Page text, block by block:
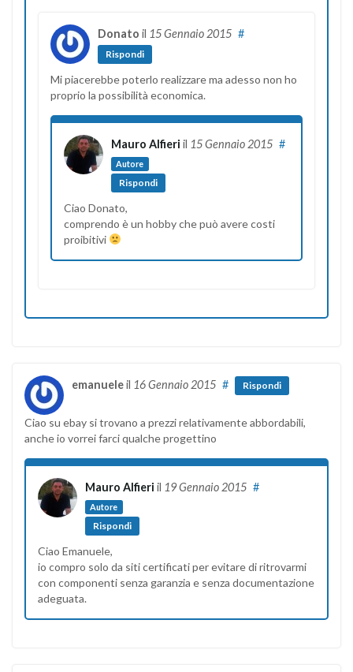
Donato il 15 Gennaio 2015 #
Rispondi
Mi piacerebbe poterlo realizzare ma adesso non ho
proprio la possibilità economica.
Mauro Alfieri il 15 Gennaio 2015
Autore
#
Rispondi
Ciao Donato,
comprendo è un hobby che può avere costi
proibitivi
emanueleil 16 Gennaio 2015 # Rispondi
Ciao su ebay si trovano a prezzi relativamente abbordabili,
anche io vorrei farci qualche progettino
Mauro Alfieri il 19 Gennaio 2015
Autore
#
Rispondi
Ciao Emanuele,
io compro solo da siti certificati per evitare di ritrovarmi
con componenti senza garanzia e senza documentazione
adeguata.